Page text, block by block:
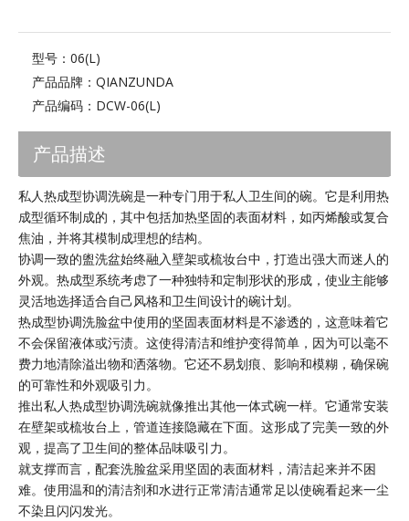
型号： 06(L)
产品品牌： QIANZUNDA
产品编码： DCW-06(L)
产品描述
私人热成型协调洗碗是一种专门用于私人卫生间的碗。它是利用热
成型循环制成的，其中包括加热坚固的表面材料，如丙烯酸或复合
焦油，并将其模制成理想的结构。
协调一致的盥洗盆始终融入壁架或梳妆台中，打造出强大而迷人的
外观。热成型系统考虑了一种独特和定制形状的形成，使业主能够
灵活地选择适合自己风格和卫生间设计的碗计划。
热成型协调洗脸盆中使用的坚固表面材料是不渗透的，这意味着它
不会保留液体或污渍。这使得清洁和维护变得简单，因为可以毫不
费力地清除溢出物和洒落物。它还不易划痕、影响和模糊，确保碗
的可靠性和外观吸引力。
推出私人热成型协调洗碗就像推出其他一体式碗一样。它通常安装
在壁架或梳妆台上，管道连接隐藏在下面。这形成了完美一致的外
观，提高了卫生间的整体品味吸引力。
就支撑而言，配套洗脸盆采用坚固的表面材料，清洁起来并不困
难。使用温和的清洁剂和水进行正常清洁通常足以使碗看起来一尘
不染且闪闪发光。